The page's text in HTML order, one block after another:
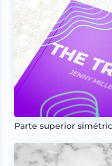
Parte superior